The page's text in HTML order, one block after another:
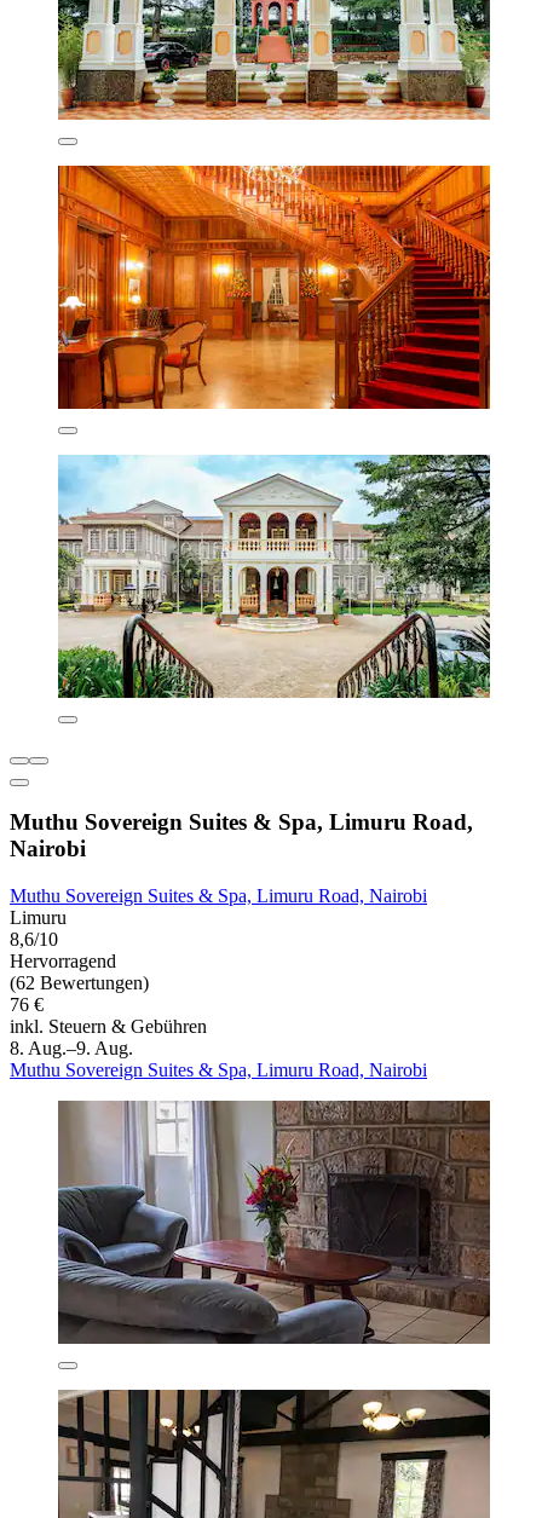
Muthu Sovereign Suites & Spa, Limuru Road,
Nairobi
Muthu Sovereign Suites & Spa, Limuru Road, Nairobi
Limuru
8,6/10
Hervorragend
(62 Bewertungen)
76 €
inkl. Steuern & Gebühren
8. Aug.–9. Aug.
Muthu Sovereign Suites & Spa, Limuru Road, Nairobi